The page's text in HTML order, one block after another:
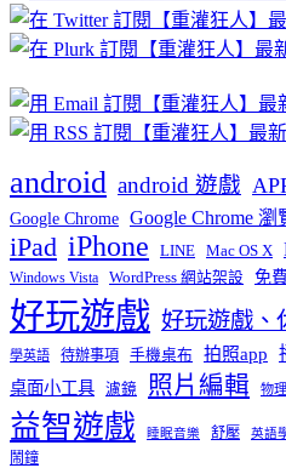
分
類
android android 遊戲
Google Chrome Google Chrome 瀏
iPad iPhone LINE Mac OS X
Windows Vista WordPress 網站架設 免
好玩遊戲 好玩遊戲、
學英語 待辦事項 手機桌布 拍照app
桌面小工具 濾鏡 照片編輯 物
益智遊戲 睡眠音樂 舒壓 英語
鬧鐘